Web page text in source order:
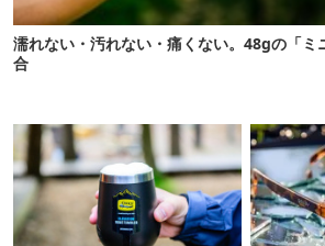
濡れない・汚れない・痛くない。48gの「ミ
合